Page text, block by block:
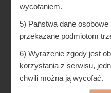
wycofaniem.
5) Państwa dane
przekazane podmiotom
6) Wyrażenie zgody jest
korzystania z serwisu,
chwili można ją wycofać.